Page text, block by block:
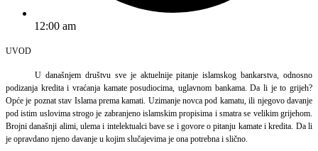
12:00 am
UVOD
U današnjem društvu sve je aktuelnije pitanje islamskog bankarstva, odnosno
podizanja kredita i vraćanja kamate posudiocima, uglavnom bankama. Da li je to grijeh?
Opće je poznat stav Islama prema kamati. Uzimanje novca pod kamatu, ili njegovo davanje
pod istim uslovima strogo je zabranjeno islamskim propisima i smatra se velikim grijehom.
Brojni današnji alimi, ulema i intelektualci bave se i govore o pitanju kamate i kredita. Da li
je opravdano njeno davanje u kojim slučajevima je ona potrebna i slično.